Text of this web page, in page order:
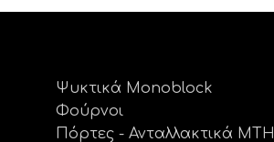
Ψυκτικά Monoblock
Φούρνοι
Πόρτες - Ανταλλακτικά MTH